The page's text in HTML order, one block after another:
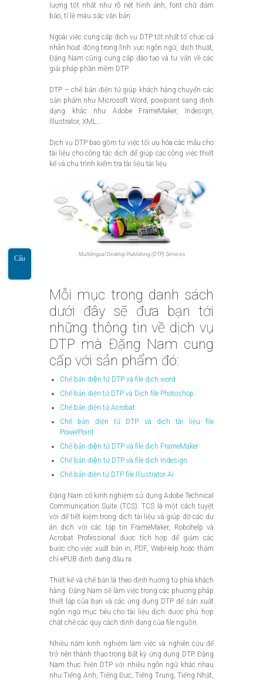
lượng tốt nhất như rõ nét hình ảnh, font chữ đảm
bảo, tỉ lệ màu sắc văn bản.
Ngoài việc cung cấp dịch vụ DTP tốt nhất tổ chức cá
nhân hoạt động trong lĩnh vực ngôn ngữ, dịch thuật,
Đặng Nam cũng cung cấp đào tạo và tư vấn về các
giải pháp phần mềm DTP.
DTP – chế bản điện tử giúp khách hàng chuyển các
sản phẩm như Microsoft Word, powpoint sang định
dạng khác như Adobe FrameMaker, Indesign,
Illustrator, XML…
Dịch vụ DTP bao gồm từ việc tối ưu hóa các mẫu cho
tài liệu cho công tác dịch để giúp các công việc thiết
kế và chu trình kiểm tra tài liệu tài liệu.
Multilingual Desktop Publishing (DTP) Services
Mỗi mục trong danh sách
dưới đây sẽ đưa bạn tới
những thông tin về dịch vụ
DTP mà Đặng Nam cung
cấp với sản phẩm đó:
Chế bản điện tử DTP và file dịch word
Chế bản điện tử DTP và Dịch file Photoshop
Chế bản điện tử Acrobat
Chế bản điện tử DTP và dịch tài liệu file
PowerPoint
Chế bản điện tử DTP và file dịch FrameMaker
Chế bản điện tử DTP và file dịch Indesign
Chế bản điện tử DTP file Illustrator Ai
Đặng Nam có kinh nghiệm sử dụng Adobe Technical
Communication Suite (TCS). TCS là một cách tuyệt
vời để tiết kiệm trong dịch tài liệu và giúp đỡ các dự
án dịch với các tập tin FrameMaker, Robohelp và
Acrobat Professional được tích hợp để giảm các
bước cho việc xuất bản in, PDF, WebHelp hoặc thậm
chí ePUB định dạng đầu ra.
Thiết kế và chế bản là theo định hướng từ phía khách
hàng. Đặng Nam sẽ làm việc trong các phương pháp
thiết lập của bạn và các ứng dụng DTP để sản xuất
ngôn ngữ mục tiêu cho tài liệu dịch được phù hợp
chặt chẽ các quy cách định dạng của file nguồn.
Nhiều năm kinh nghiệm làm việc và nghiên cứu để
trở nên thành thạo trong bất kỳ ứng dụng DTP. Đặng
Nam thực hiện DTP với nhiều ngôn ngữ khác nhau
như Tiếng Anh, Tiếng Đức, Tiếng Trung, Tiếng Nhật,
Cẩu